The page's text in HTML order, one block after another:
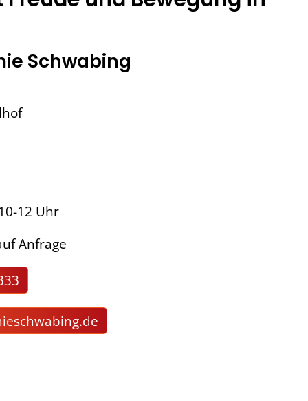
Schwabing
12 Uhr
Anfrage
schw b ng d